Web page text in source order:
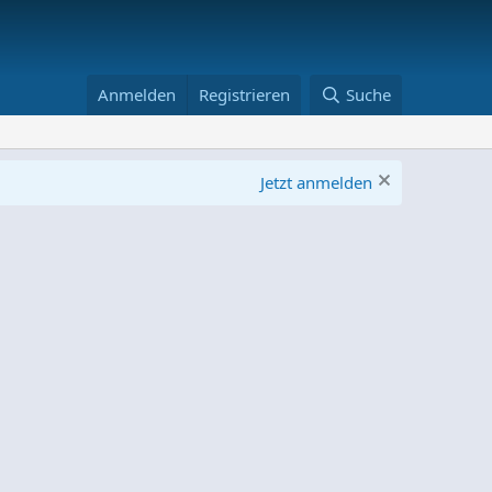
Anmelden Registrieren Suche
Jetzt anmelden